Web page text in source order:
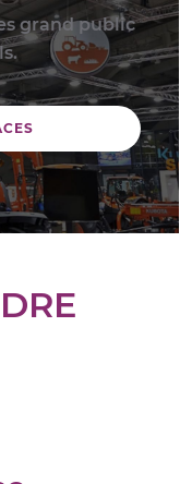
grand public